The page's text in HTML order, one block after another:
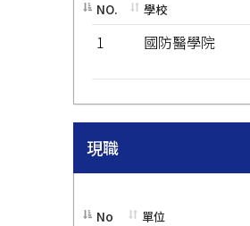
NO. 學校
1 國防醫學院
現職
No 單位